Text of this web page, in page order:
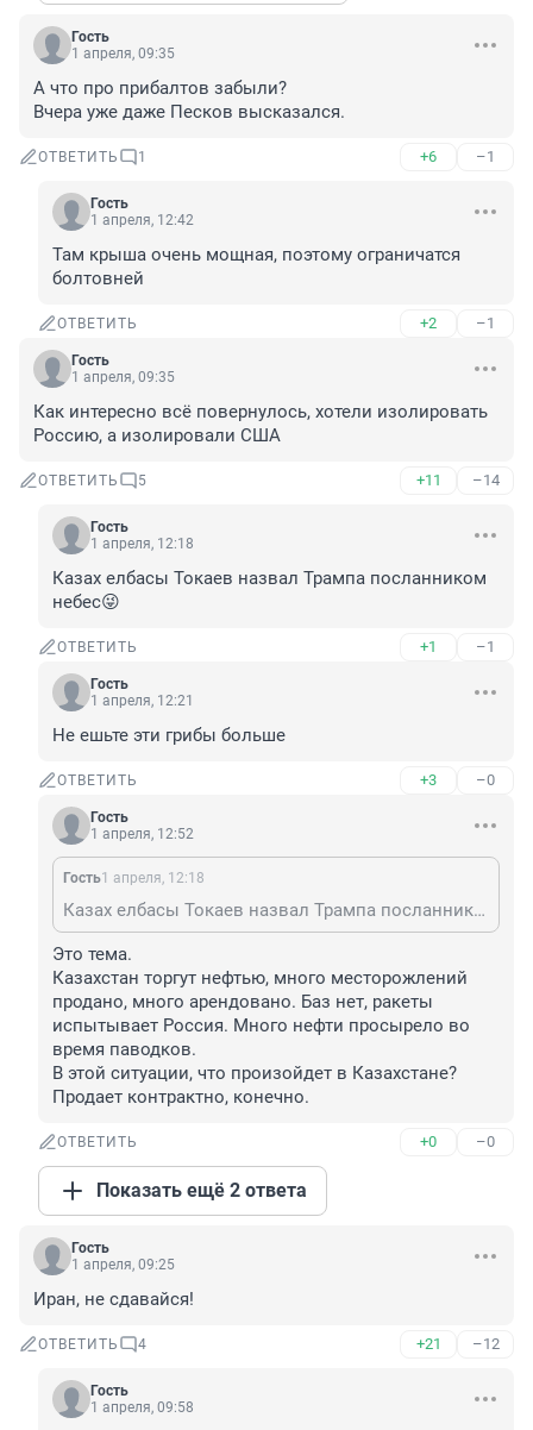
Гость
1 апреля, 09:35
А что про прибалтов забыли?
Вчера уже даже Песков высказался.
ОТВЕТИТЬ 1 +6 –1
Гость
1 апреля, 12:42
Там крыша очень мощная, поэтому ограничатся
болтовней
ОТВЕТИТЬ +2 –1
Гость
1 апреля, 09:35
Как интересно всё повернулось, хотели изолировать
Россию, а изолировали США
ОТВЕТИТЬ 5 +11 –14
Гость
1 апреля, 12:18
Казах елбасы Токаев назвал Трампа посланником
небес😜
ОТВЕТИТЬ +1 –1
Гость
1 апреля, 12:21
Не ешьте эти грибы больше
ОТВЕТИТЬ +3 –0
Гость
1 апреля, 12:52
Гость1 апреля, 12:18
Казах елбасы Токаев назвал Трампа посланником небес😜
Это тема.
Казахстан торгут нефтью, много месторожлений
продано, много арендовано. Баз нет, ракеты
испытывает Россия. Много нефти просырело во
время паводков.
В этой ситуации, что произойдет в Казахстане?
Продает контрактно, конечно.
ОТВЕТИТЬ +0 –0
Показать ещё 2 ответа
Гость
1 апреля, 09:25
Иран, не сдавайся!
ОТВЕТИТЬ 4 +21 –12
Гость
1 апреля, 09:58